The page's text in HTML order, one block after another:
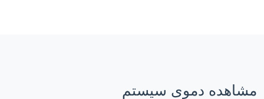
مشاهده دموی سیستم